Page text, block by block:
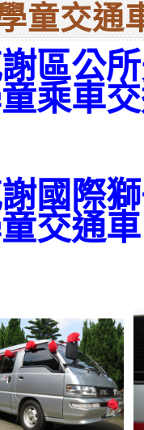
童交通
區公
乘車
國際
交通車